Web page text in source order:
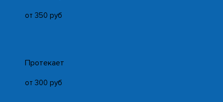
от 350 руб
Протекает
от 300 руб